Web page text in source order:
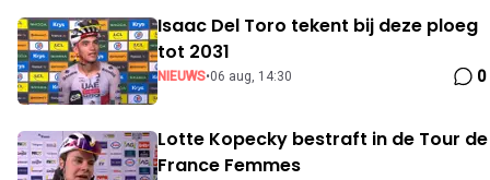
Isaac Del Toro tekent bij deze ploeg
tot 2031
NIEUWS•06 aug, 14:30 0
Lotte Kopecky bestraft in de Tour de
France Femmes